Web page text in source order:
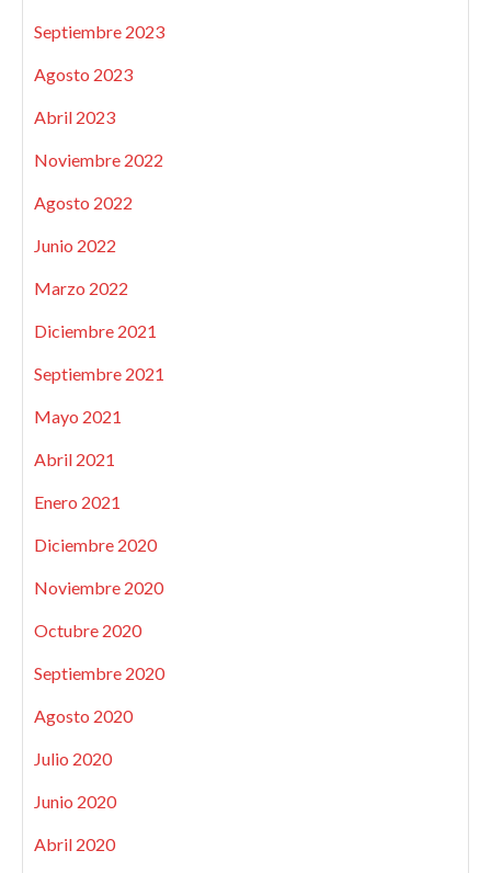
Septiembre 2023
Agosto 2023
Abril 2023
Noviembre 2022
Agosto 2022
Junio 2022
Marzo 2022
Diciembre 2021
Septiembre 2021
Mayo 2021
Abril 2021
Enero 2021
Diciembre 2020
Noviembre 2020
Octubre 2020
Septiembre 2020
Agosto 2020
Julio 2020
Junio 2020
Abril 2020